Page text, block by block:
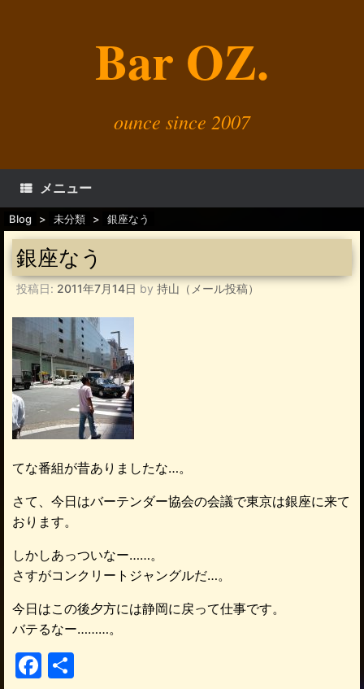
Bar OZ.
ounce since 2007
メニュー
Blog > 未分類 > 銀座なう
銀座なう
投稿日: 2011年7月14日 by 持山（メール投稿）
てな番組が昔ありましたな…。
さて、今日はバーテンダー協会の会議で東京は銀座に来て
おります。
しかしあっついなー……。
さすがコンクリートジャングルだ…。
今日はこの後夕方には静岡に戻って仕事です。
バテるなー………。
F